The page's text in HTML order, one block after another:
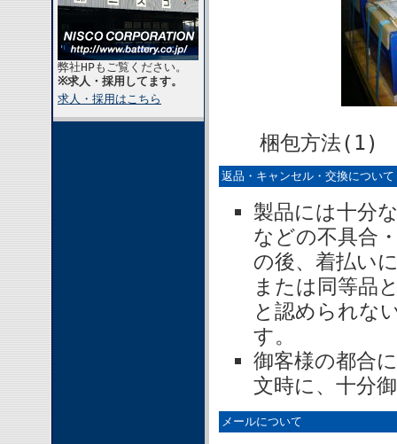
弊社HPもご覧ください。
※求人・採用してます。
求人・採用はこちら
梱包
返品・キャンセル・交換について
製品には十分
などの不具合
の後、着払い
または同等品
と認められな
す。
御客様の都合
文時に、十分
メールについて